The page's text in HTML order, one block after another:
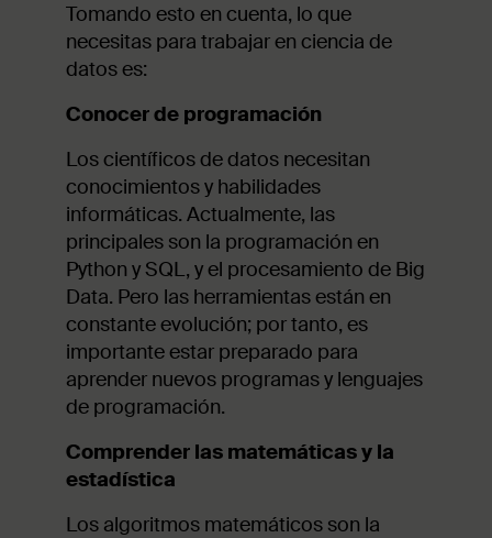
Tomando esto en cuenta, lo que
necesitas para trabajar en ciencia de
datos es:
Conocer de programación
Los científicos de datos necesitan
conocimientos y habilidades
informáticas. Actualmente, las
principales son la programación en
Python y SQL, y el procesamiento de Big
Data. Pero las herramientas están en
constante evolución; por tanto, es
importante estar preparado para
aprender nuevos programas y lenguajes
de programación.
Comprender las matemáticas y la
estadística
Los algoritmos matemáticos son la